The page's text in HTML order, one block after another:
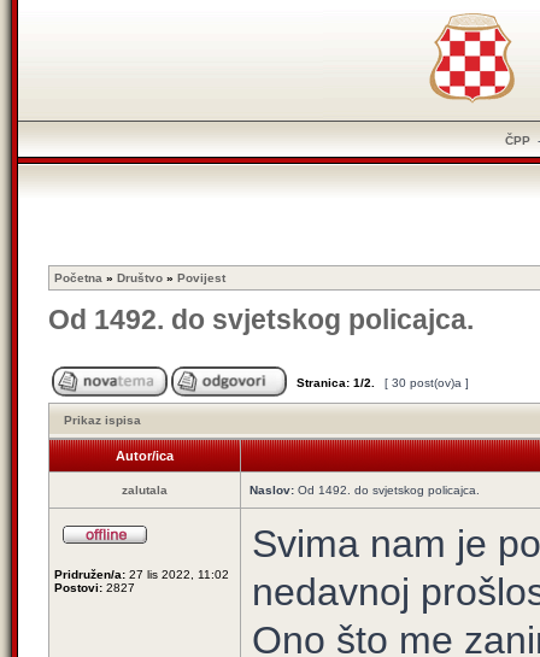
ČPP
Početna » Društvo » Povijest
Od 1492. do svjetskog policajca.
Stranica: 1/2 [ 30 post(ov)a ]
Prikaz ispisa
Autor/ica
zalutala Naslov: Od 1492. do svjetskog policajca.
Pridružen/a: 27 lis 2022, 11:02
Postovi: 2827
Svima nam je
nedavnoj
Ono što me